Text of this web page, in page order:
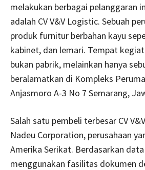
melakukan berbagai pelanggaran
adalah CV V&V Logistic. Sebuah
produk furnitur berbahan kayu
kabinet, dan lemari. Tempat
bukan pabrik, melainkan hanya
beralamatkan di Kompleks
Anjasmoro A-3 No 7 Semarang,
Salah satu pembeli terbesar CV
Nadeu Corporation, perusahaan
Amerika Serikat. Berdasarkan
menggunakan fasilitas dokumen